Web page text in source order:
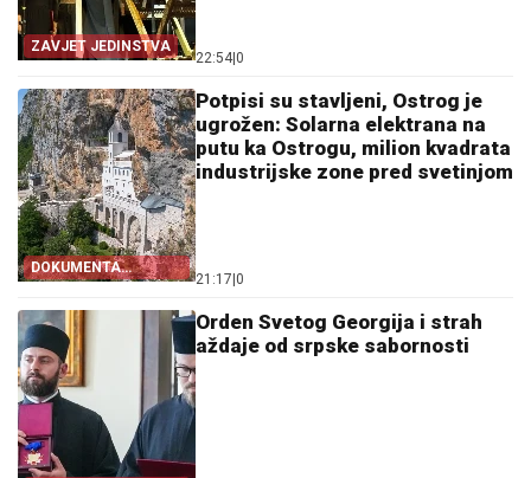
ZAVJET JEDINSTVA
22:54|0
DOKUMENTA
OTKRIVAJU
Potpisi su stavljeni, Ostrog je
ugrožen: Solarna elektrana na
putu ka Ostrogu, milion kvadrata
industrijske zone pred svetinjom
21:17|0
Orden Svetog Georgija i strah
aždaje od srpske sabornosti